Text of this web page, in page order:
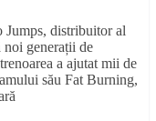
Jumps, distribuitor al
noi generații de
a ajutat mii de
său Fat Burning,